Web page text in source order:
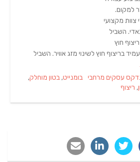
למקום.
מקצועי
השביל
חוץ
בריצוף חוץ לשינוי מזג אוויר. השביל
עסקים מרחבי Tags
בומנייט, בטון מוחלק,
, ריצוף